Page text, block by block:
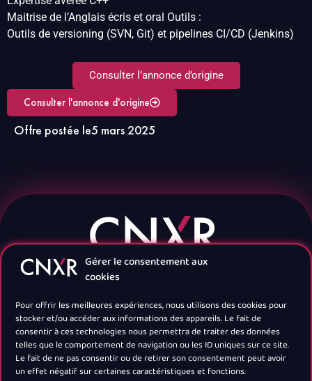
Gérer le consentement aux
cookies
Pour offrir les meilleures expériences, nous utilisons des cookies pour
stocker et/ou accéder aux informations des appareils. Le fait de
consentir à ces technologies nous permettra de traiter des données
telles que le comportement de navigation ou les ID uniques sur ce site.
Le fait de ne pas consentir ou de retirer son consentement peut avoir
un effet négatif sur certaines caractéristiques et fonctions.
Maitrise de l’Anglais écris et oral Outils :
Outils de versioning (SVN, Git) et pipelines CI/CD (Jenkins)
Consulter l’annonce d’origine
Consulter l'annonce d'origine
Offre postée le5 mars 2025
Navigation